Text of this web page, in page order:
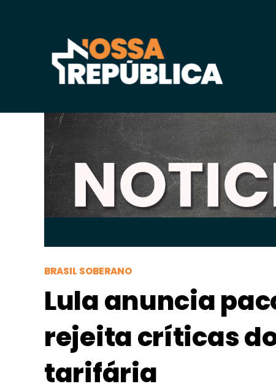
BRASIL SOBERANO
Lula anuncia
rejeita críticas
tarifária